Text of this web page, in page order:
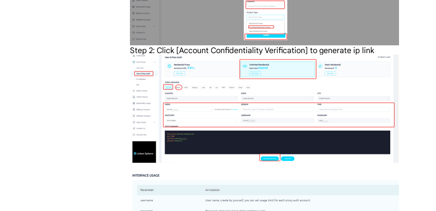
Step 2: Click [Account Confidentiality Verification] to generate ip link